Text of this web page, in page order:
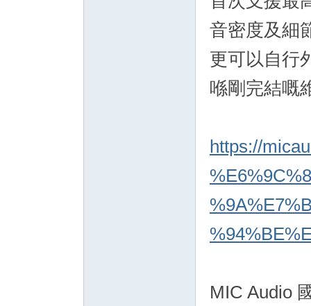
音密度及細
更可以自行
喺剛完結嘅
https://
MIC Audio